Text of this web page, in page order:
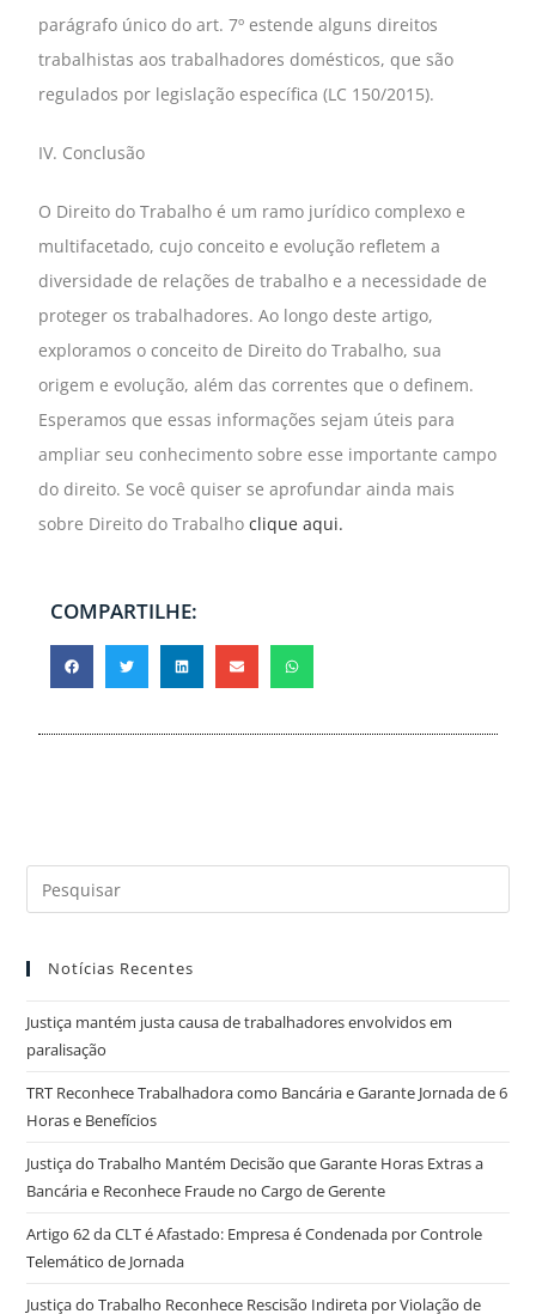
parágrafo único do art. 7º estende alguns direitos
trabalhistas aos trabalhadores domésticos, que são
regulados por legislação específica (LC 150/2015).
IV. Conclusão
O Direito do Trabalho é um ramo jurídico complexo e
multifacetado, cujo conceito e evolução refletem a
diversidade de relações de trabalho e a necessidade de
proteger os trabalhadores. Ao longo deste artigo,
exploramos o conceito de Direito do Trabalho, sua
origem e evolução, além das correntes que o definem.
Esperamos que essas informações sejam úteis para
ampliar seu conhecimento sobre esse importante campo
do direito. Se você quiser se aprofundar ainda mais
sobre Direito do Trabalhoclique aqui.
COMPARTILHE:
Notícias Recentes
Justiça mantém justa causa de trabalhadores envolvidos em
paralisação
TRT Reconhece Trabalhadora como Bancária e Garante Jornada de 6
Horas e Benefícios
Justiça do Trabalho Mantém Decisão que Garante Horas Extras a
Bancária e Reconhece Fraude no Cargo de Gerente
Artigo 62 da CLT é Afastado: Empresa é Condenada por Controle
Telemático de Jornada
Justiça do Trabalho Reconhece Rescisão Indireta por Violação de